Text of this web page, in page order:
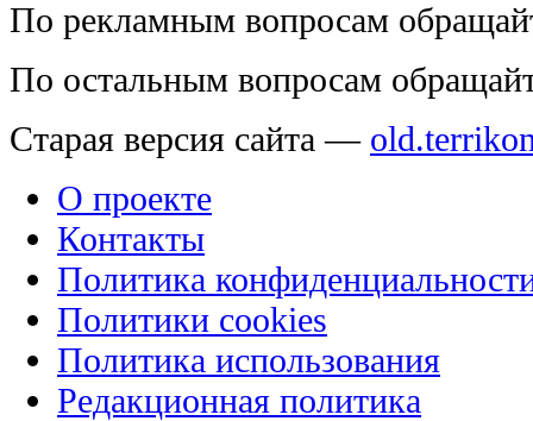
По рекламным вопросам
По остальным вопросам
Старая версия сайта —
О проекте
Контакты
Политика
Политики cookies
Политика использования
Редакционная политика